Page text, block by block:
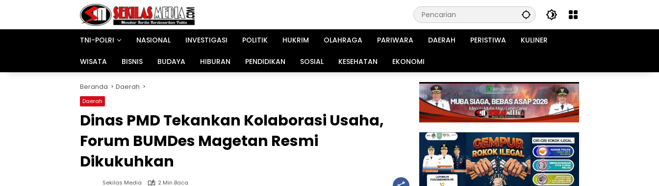
TNI-POLRI
NASIONAL INVESTIGASI POLITIK HUKRIM OLAHRAGA PARIWARA DAERAH PERISTIWA KULINER
WISATA BISNIS BUDAYA HIBURAN PENDIDIKAN SOSIAL KESEHATAN EKONOMI
Beranda Daerah
Daerah
Dinas PMD Tekankan Kolaborasi Usaha,
Forum BUMDes Magetan Resmi
Dikukuhkan
Sekilas Media
2 Min Baca